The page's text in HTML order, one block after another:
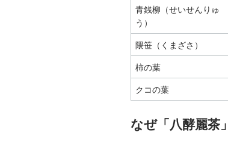
青銭柳（せいせんりゅ
う）
隈笹（くまざさ）
柿の葉
クコの葉
なぜ「八酵麗茶